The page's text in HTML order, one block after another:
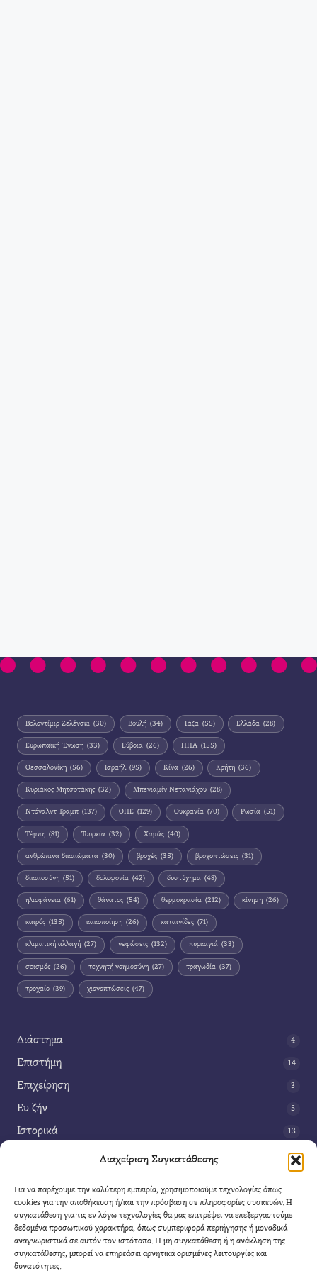
Διαχείριση Συγκατάθεσης
Για να παρέχουμε την καλύτερη εμπειρία, χρησιμοποιούμε τεχνολογίες όπως
cookies για την αποθήκευση ή/και την πρόσβαση σε πληροφορίες συσκευών. Η
συγκατάθεση για τις εν λόγω τεχνολογίες θα μας επιτρέψει να επεξεργαστούμε
δεδομένα προσωπικού χαρακτήρα, όπως συμπεριφορά περιήγησης ή μοναδικά
αναγνωριστικά σε αυτόν τον ιστότοπο. Η μη συγκατάθεση ή η ανάκληση της
συγκατάθεσης, μπορεί να επηρεάσει αρνητικά ορισμένες λειτουργίες και
δυνατότητες.
Βολοντίμιρ Ζελένσκι (30) Βουλή (34) Γάζα (55) Ελλάδα (28)
Ευρωπαϊκή Ένωση (33) Εύβοια (26) ΗΠΑ (155)
Θεσσαλονίκη (56) Ισραήλ (95) Κίνα (26) Κρήτη (36)
Κυριάκος Μητσοτάκης (32) Μπενιαμίν Νετανιάχου (28)
Ντόναλντ Τραμπ (137) ΟΗΕ (129) Ουκρανία (70) Ρωσία (51)
Τέμπη (81) Τουρκία (32) Χαμάς (40)
ανθρώπινα δικαιώματα (30) βροχές (35) βροχοπτώσεις (31)
δικαιοσύνη (51) δολοφονία (42) δυστύχημα (48)
ηλιοφάνεια (61) θάνατος (54) θερμοκρασία (212) κίνηση (26)
καιρός (135) κακοποίηση (26) καταιγίδες (71)
κλιματική αλλαγή (27) νεφώσεις (132) πυρκαγιά (33)
σεισμός (26) τεχνητή νοημοσύνη (27) τραγωδία (37)
τροχαίο (39) χιονοπτώσεις (47)
Διάστημα 4
Επιστήμη 14
Επιχείρηση 3
Ευ ζήν 5
Ιστορικά 13
42
Τέχνη 3
Τεχνολογία
Υγεία
Φαντασία